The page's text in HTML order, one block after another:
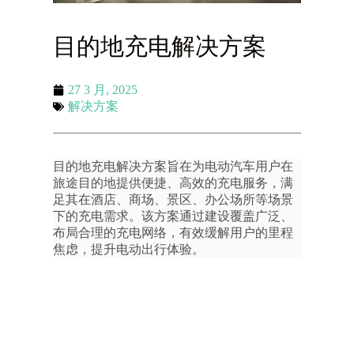
目的地充电解决方案
27 3 月, 2025
解决方案
目的地充电解决方案旨在为电动汽车用户在
旅途目的地提供便捷、高效的充电服务，满
足其在酒店、商场、景区、办公场所等场景
下的充电需求。该方案通过建设覆盖广泛、
布局合理的充电网络，有效缓解用户的里程
焦虑，提升电动出行体验。